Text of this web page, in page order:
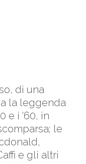
di una
la leggenda
e i ‘60, in
le
e gli altri